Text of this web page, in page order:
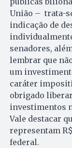
União – trata-
indicação de
senadores,
lembrar que
um
caráter
obrigado
investimentos
Vale destacar
representam
federal.